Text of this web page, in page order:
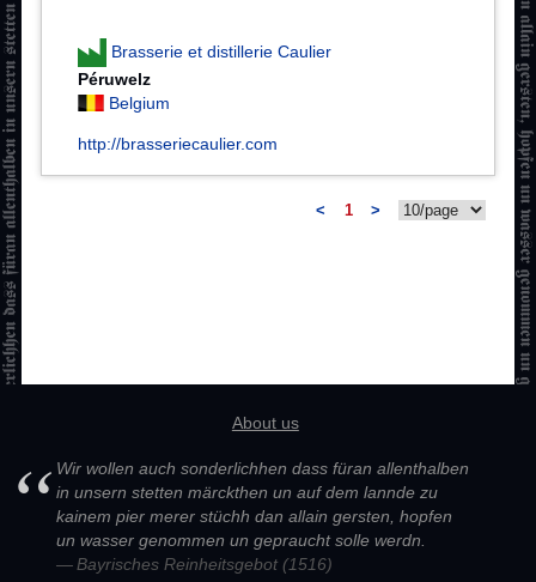
Brasserie et distillerie Caulier
Péruwelz
Belgium
http://brasseriecaulier.com
< 1 >
About us
Wir wollen auch sonderlichhen dass füran allenthalben
in unsern stetten märckthen un auf dem lannde zu
kainem pier merer stüchh dan allain gersten, hopfen
un wasser genommen un gepraucht solle werdn.
Bayrisches Reinheitsgebot (1516)